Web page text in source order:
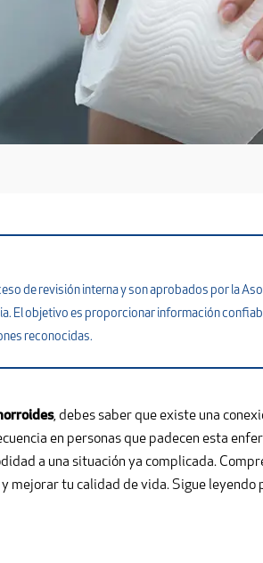
de revisión interna y son aprobados por la
El objetivo es proporcionar información
reconocidas.
, debes saber que existe una
en personas que padecen esta
a una situación ya complicada.
mejorar tu calidad de vida. Sigue